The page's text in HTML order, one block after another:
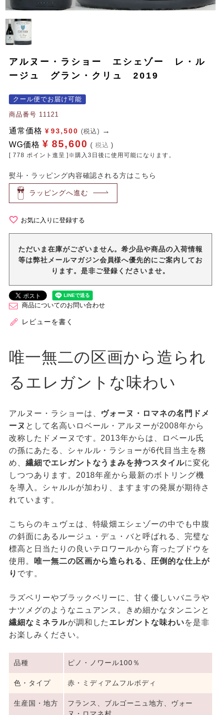
アルヌー・ラショー エシェゾー レ・ル
ージュ グラン・クリュ 2019
クール便でお届け可能
商品番号 11121
通常価格 ¥ 93,500 (税込)
WG価格 ¥ 85,600 税込
[ 778 ポイント進呈 ]※購入3日後に使用可能になります。
熨斗・ラッピング内容確認される方はこちら
ラッピングへ進む
お気に入りに登録する
ただいま在庫がございません。希少品や商品の入荷情報
等は弊社メールマガジン会員様へ優先的にご案内してお
ります。是非ご登録くださいませ。
商品についてのお問い合わせ
レビューを書く
唯一無二の区画から造られ
るエレガントな味わい
アルヌー・ラショーは、 ヴォーヌ・ロマネの名門ドメ
ーヌ として名高いロベール・アルヌーが2008年から
改称したドメーヌです。2013年からは、ロベール氏
の孫にあたる、シャルル・ラショーが6代目当主を務
め、 繊細でエレガントなうまみを持つスタイルに変化
しつつあります。2018年産から最新のボトリング機
を導入。シャルルが加わり、ますますの発展が期待さ
れています。
こちらのキュヴェは、特級畑エシェゾーの中でも中腹
の斜面にあるルージュ・デュ・バと呼ばれる、完璧な
標高と日当たりの良いテロワールから育ったブドウを
使用。
唯一無二の区画から造られる、圧倒的な仕上が
り です。
ラズベリーやブラックベリーに、甘く優しいバニラや
ナツメグのようなニュアンス。きめ細かなタンニンと
繊細なミネラルが調和した エレガントな味わいを是非
お楽しみください。
品種 ピノ・ノワール100％
色・タイプ 赤・ミディアムフルボディ
生産国・地方
フランス、ブルゴーニュ地方、ヴォー